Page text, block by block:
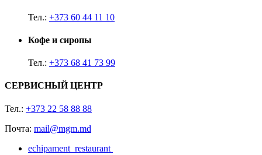
Тел.: +373 60 44 11 10
Кофе и сиропы
Тел.: +373 68 41 73 99
СЕРВИСНЫЙ ЦЕНТР
Тел.: +373 22 58 88 88
Почта: mail@mgm.md
echipament_restaurant